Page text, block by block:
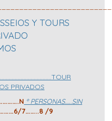
Y TOURS
PRIVADOS
º PERSONAS…..SIN
7……..8 /9